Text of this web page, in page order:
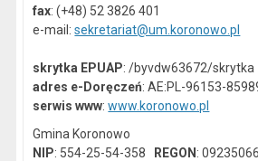
fax: (+48) 52 3826 401
e-mail:sekretariat@um.koronowo.pl
skrytka EPUAP: /byvdw63672/skrytka
adres e-Doręczeń: AE:PL-96153-
serwis www:www.koronowo.pl
Gmina Koronowo
NIP: 554-25-54-358 REGON :